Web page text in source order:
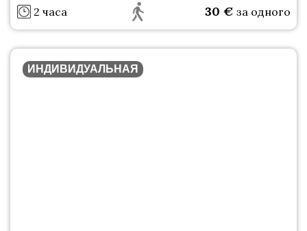
2 часа 30 € за одного
ИНДИВИДУАЛЬНАЯ